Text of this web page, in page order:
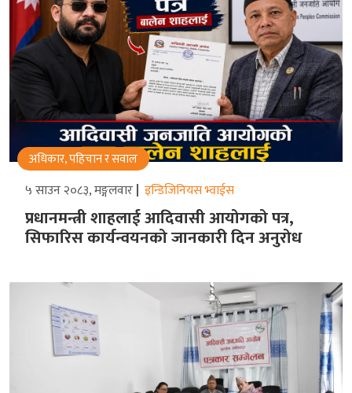
अधिकार, पहिचान र सवाल
५ साउन २०८३, मङ्गलवार इन्डिजिनियस भ्वाईस
प्रधानमन्त्री शाहलाई आदिवासी आयोगको पत्र,
सिफारिस कार्यन्वयनको जानकारी दिन अनुरोध